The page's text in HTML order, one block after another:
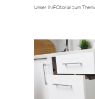
Unser INFOtorial zum